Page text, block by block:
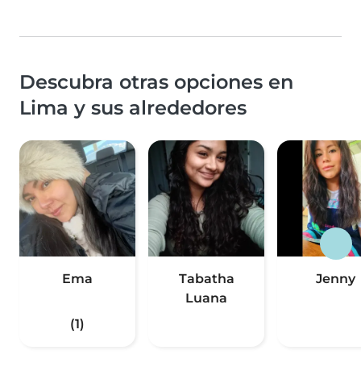
Descubra otras opciones en
Lima y sus alrededores
Ema
(1)
Tabatha
Luana
Jenny